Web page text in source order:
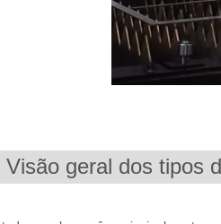
fibra estão revolucionando a
Visão geral dos tipos